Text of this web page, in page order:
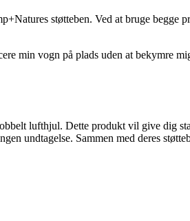
støtteben. Ved at bruge begge
min vogn på plads uden at bekymre
lufthjul. Dette produkt vil give dig
undtagelse. Sammen med deres